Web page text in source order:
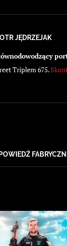
JĘDRZEJAK
Triplem 675.